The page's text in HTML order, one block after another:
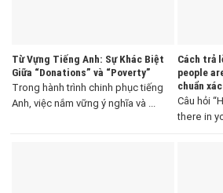
Từ Vựng Tiếng Anh: Sự Khác Biệt
Giữa “Donations” và “Poverty”
Trong hành trình chinh phục tiếng
Anh, việc nắm vững ý nghĩa và ...
Cách trả
people
chuẩn
Câu hỏi
there in